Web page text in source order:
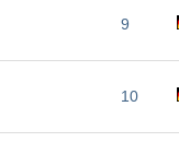
9
10